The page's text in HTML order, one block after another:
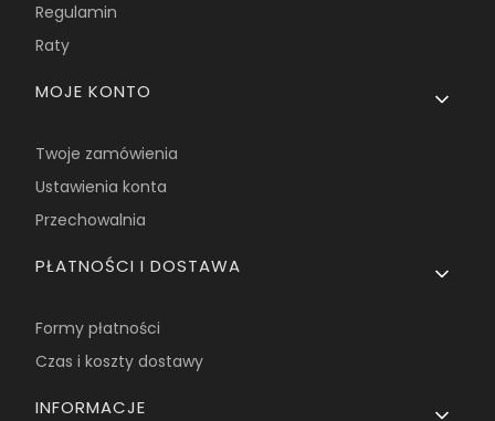
Regulamin
Raty
MOJE KONTO
Twoje zamówienia
Ustawienia konta
Przechowalnia
PŁATNOŚCI I DOSTAWA
Formy płatności
Czas i koszty dostawy
INFORMACJE